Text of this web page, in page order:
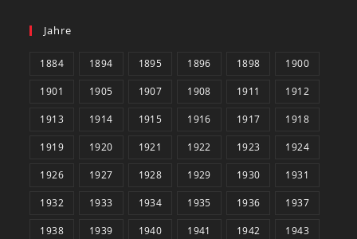
Jahre
1884 1894 1895 1896 1898 1900
1901 1905 1907 1908 1911 1912
1913 1914 1915 1916 1917 1918
1919 1920 1921 1922 1923 1924
1926 1927 1928 1929 1930 1931
1932 1933 1934 1935 1936 1937
1938 1939 1940 1941 1942 1943